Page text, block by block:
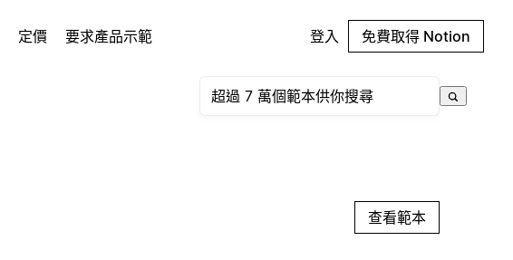
定價 要求產品示範 登入 免費取得 Notion
查看範本